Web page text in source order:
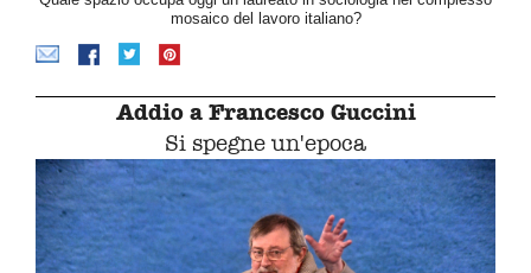
mosaico del lavoro italiano?
Addio a Francesco Guccini
Si spegne un'epoca